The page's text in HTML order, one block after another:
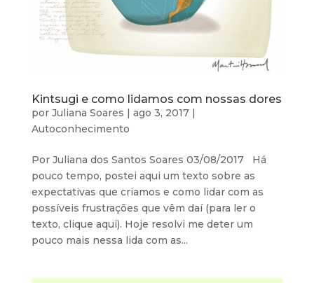
Kintsugi e como lidamos com nossas dores
por Juliana Soares | ago 3, 2017|
Autoconhecimento
Por Juliana dos Santos Soares 03/08/2017 Há
pouco tempo, postei aqui um texto sobre as
expectativas que criamos e como lidar com as
possíveis frustrações que vêm daí (para ler o
texto, clique aqui). Hoje resolvi me deter um
pouco mais nessa lida com as...